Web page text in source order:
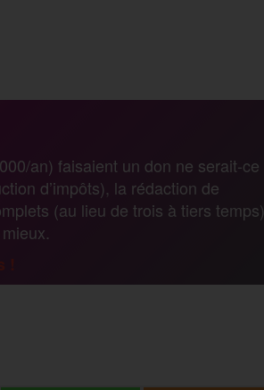
an) faisaient un don ne serait-ce
d’impôts), la rédaction de
(au lieu de trois à tiers temps)
!